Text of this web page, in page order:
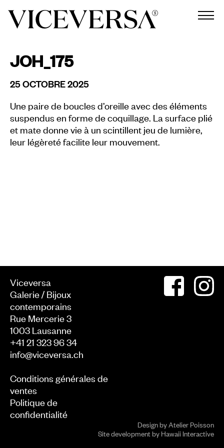
JOH_175
25 OCTOBRE 2025
Une paire de boucles d’oreille avec des éléments
suspendus en forme de coquillage. La surface plié
et mate donne vie à un scintillent jeu de lumière,
leur légèreté facilite leur mouvement.
Viceversa
Galerie / Bijoux
contemporains
Rue Mercerie 3
1003 Lausanne
+41 21 323 96 34
info@viceversa.ch
Conditions générales de
ventes
Politique de
confidentialité
Design byAtelier Poisson
Site development byHawaii Interactive